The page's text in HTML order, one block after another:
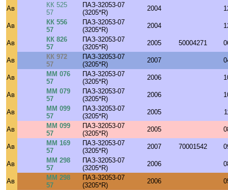
Ав
КК 525
57
ПАЗ-32053-07
(3205*R)
2004
Ав
КК 556
57
ПАЗ-32053-07
(3205*R)
2004
Ав
КК 826
57
ПАЗ-32053-07
(3205*R)
2005 50004271
Ав
КК 972
57
ПАЗ-32053-07
(3205*R)
2007
Ав
ММ 076
57
ПАЗ-32053-07
(3205*R)
2006
Ав
ММ 079
57
ПАЗ-32053-07
(3205*R)
2006
Ав
ММ 099
57
ПАЗ-32053-07
(3205*R)
2005
Ав
ММ 099
57
ПАЗ-32053-07
(3205*R)
2005
Ав
ММ 169
57
ПАЗ-32053-07
(3205*R)
2007 70001542
Ав
ММ 298
57
ПАЗ-32053-07
(3205*R)
2006
Ав
ММ 298
57
ПАЗ-32053-07
(3205*R)
2006